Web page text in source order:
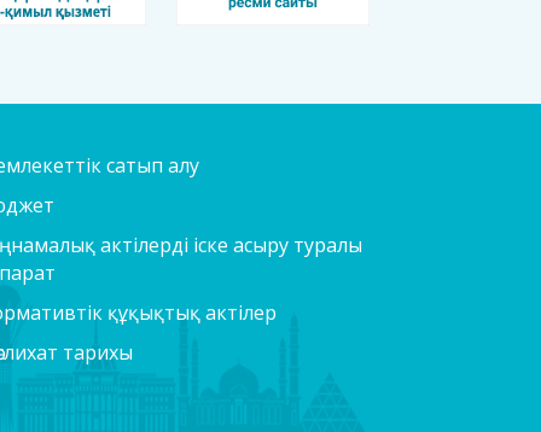
сатып алу
актілерді іске асыру туралы
құқықтық актілер
тарихы